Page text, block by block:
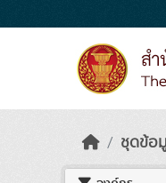
ชุดข้อ